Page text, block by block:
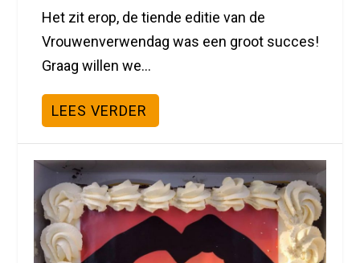
Het zit erop, de tiende editie van de
Vrouwenverwendag was een groot succes!
Graag willen we...
LEES VERDER